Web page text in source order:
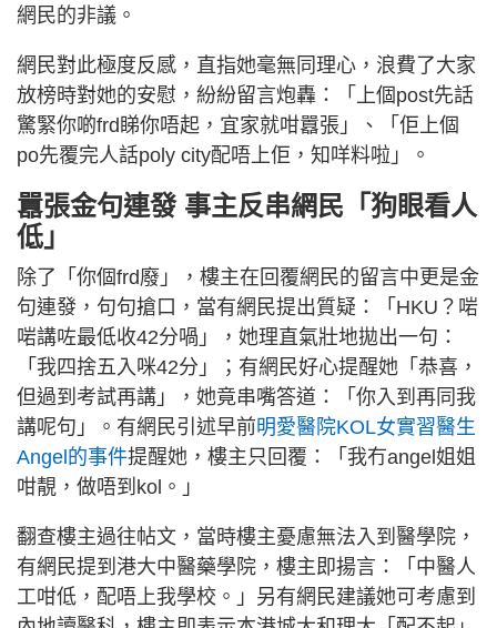
網民的非議。
網民對此極度反感，直指她毫無同理心，浪費了大家
放榜時對她的安慰，紛紛留言炮轟：「上個post先話
驚緊你啲frd睇你唔起，宜家就咁囂張」、「佢上個
po先覆完人話poly city配唔上佢，知咩料啦」。
囂張金句連發 事主反串網民「狗眼看人
低」
除了「你個frd廢」，樓主在回覆網民的留言中更是金
句連發，句句搶口，當有網民提出質疑：「HKU？啱
啱講咗最低收42分喎」，她理直氣壯地拋出一句：
「我四捨五入咪42分」；有網民好心提醒她「恭喜，
但過到考試再講」，她竟串嘴答道：「你入到再同我
講呢句」。有網民引述早前明愛醫院KOL女實習醫生
Angel的事件提醒她，樓主只回覆：「我冇angel姐姐
咁靚，做唔到kol。」
翻查樓主過往帖文，當時樓主憂慮無法入到醫學院，
有網民提到港大中醫藥學院，樓主即揚言：「中醫人
工咁低，配唔上我學校。」另有網民建議她可考慮到